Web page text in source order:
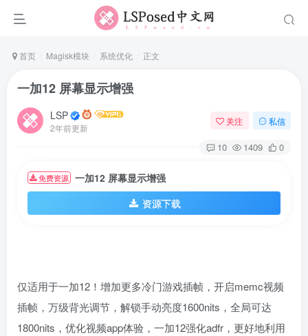
首页 Magisk模块 系统优化 正文
一加12 屏幕显示增强
LSP
2年前更新
关注 私信
10 1409 0
免费资源 一加12 屏幕显示增强
资源下载
仅适用于一加12！增加更多冷门游戏插帧，开启memc视频
插帧，万级背光调节，解锁手动亮度1600nits，全局可达
1800nits，优化视频app体验，一加12强化adfr，更好地利用